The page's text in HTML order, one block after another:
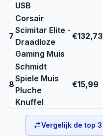
USB
7
Corsair
Scimitar Elite -
Draadloze
Gaming Muis
€132,73
8
Schmidt
Spiele Muis
Pluche
Knuffel
€15,99
Vergelijk de top 3